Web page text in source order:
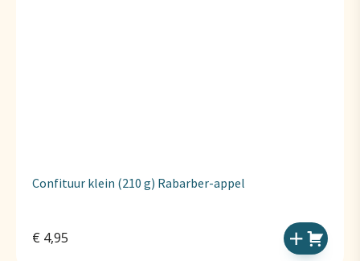
Confituur klein (210 g) Rabarber-appel
€ 4,95